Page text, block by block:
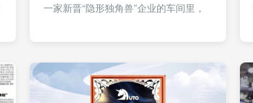
一家新晋“隐形独角兽”企业的车间里，